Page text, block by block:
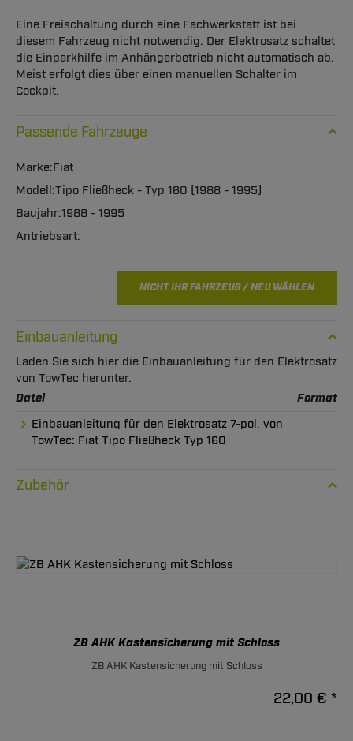
Eine Freischaltung durch eine Fachwerkstatt ist bei
diesem Fahrzeug nicht notwendig. Der Elektrosatz schaltet
die Einparkhilfe im Anhängerbetrieb nicht automatisch ab.
Meist erfolgt dies über einen manuellen Schalter im
Cockpit.
Passende Fahrzeuge
Fiat
Tipo Fließheck - Typ 160 (1988 - 1995)
1988 - 1995
NICHT IHR FAHRZEUG / NEU WÄHLEN
Einbauanleitung
Laden Sie sich hier die Einbauanleitung für den Elektrosatz
von TowTec herunter.
Datei Format
Einbauanleitung für den Elektrosatz 7-pol. von
TowTec: Fiat Tipo Fließheck Typ 160
Zubehör
ZB AHK Kastensicherung mit Schloss
ZB AHK Kastensicherung mit Schloss
22,00 € *